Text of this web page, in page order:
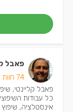
פאבל
74 חוות דעת
פאבל קליינטי,
כל עבודות
אינסטלציה,